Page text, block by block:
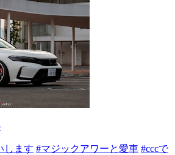
します #マジックアワーと愛車 #cccで